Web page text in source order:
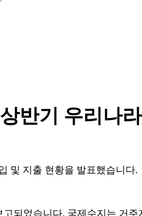
반기 우리나
및 지출 현황을 발표했습니다.
되었습니다. 국제수지는 거